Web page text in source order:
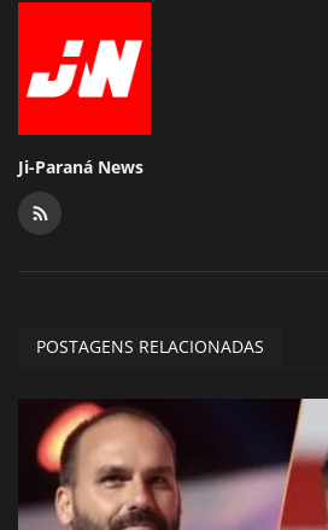
Ji-Paraná News
POSTAGENS RELACIONADAS